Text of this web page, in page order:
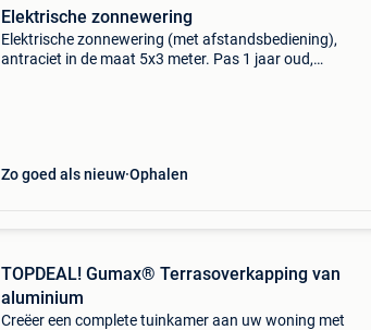
Elektrische zonnewering
Elektrische zonnewering (met afstandsbediening),
antraciet in de maat 5x3 meter. Pas 1 jaar oud,
Zo goed als nieuw Ophalen
TOPDEAL! Gumax® Terrasoverkapping van
aluminium
Creëer een complete tuinkamer aan uw woning met